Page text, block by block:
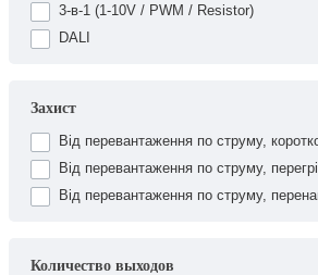
3-в-1 (1-10V / PWM / Resistor)
DALI
Захист
Від перевантаження по струму,
Від перевантаження по струму,
Від перевантаження по струму,
Количество выходов